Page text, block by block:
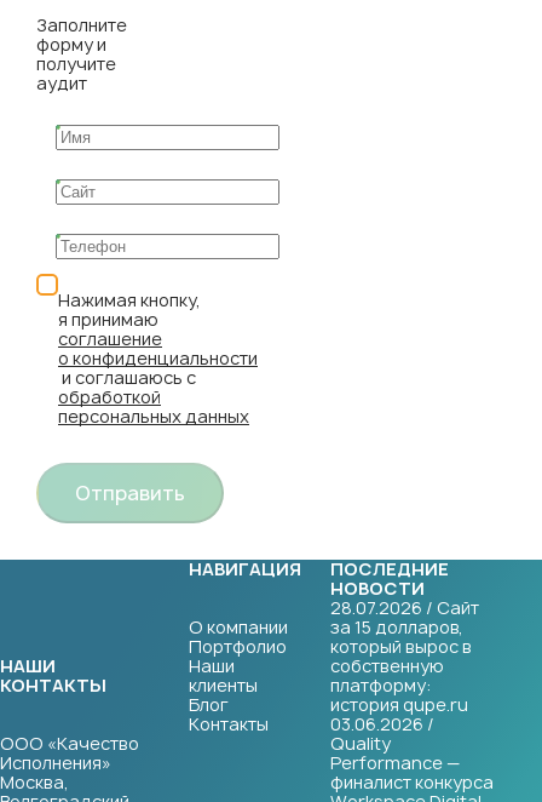
Заполните
форму и
получите
аудит
Нажимая кнопку,
я принимаю
соглашение
о конфиденциальности
и соглашаюсь с
обработкой
персональных данных
Отправить
НАШИ
КОНТАКТЫ
ООО «Качество
Исполнения»
Москва,
НАВИГАЦИЯ
О компании
Портфолио
Наши
клиенты
Блог
Контакты
ПОСЛЕДНИЕ
НОВОСТИ
28.07.2026 / Сайт
за 15 долларов,
который вырос в
собственную
платформу:
история qupe.ru
03.06.2026 /
Quality
Performance —
финалист конкурса